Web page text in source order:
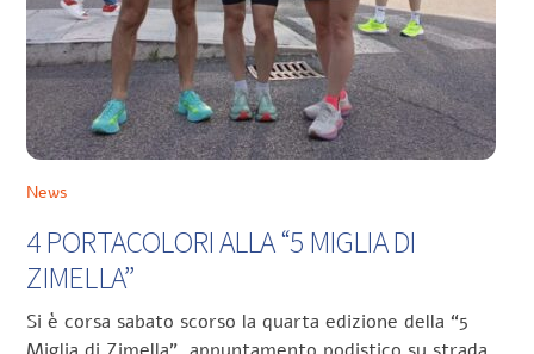
News
4 PORTACOLORI ALLA “5 MIGLIA DI
ZIMELLA”
Si è corsa sabato scorso la quarta edizione della “5